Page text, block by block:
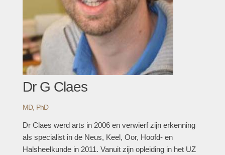
Dr G Claes
MD, PhD
Dr Claes werd arts in 2006 en verwierf zijn erkenning
als specialist in de Neus, Keel, Oor, Hoofd- en
Halsheelkunde in 2011. Vanuit zijn opleiding in het UZ